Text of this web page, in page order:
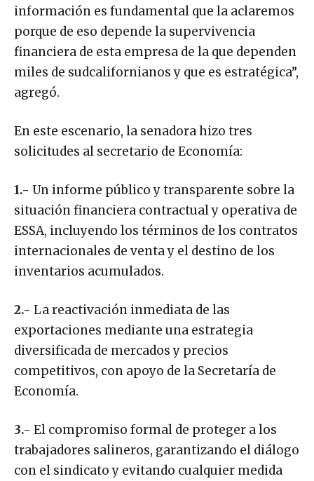
información es fundamental que la aclaremos
porque de eso depende la supervivencia
financiera de esta empresa de la que dependen
miles de sudcalifornianos y que es estratégica”,
agregó.
En este escenario, la senadora hizo tres
solicitudes al secretario de Economía:
1.- Un informe público y transparente sobre la
situación financiera contractual y operativa de
ESSA, incluyendo los términos de los contratos
internacionales de venta y el destino de los
inventarios acumulados.
2.- La reactivación inmediata de las
exportaciones mediante una estrategia
diversificada de mercados y precios
competitivos, con apoyo de la Secretaría de
Economía.
3.- El compromiso formal de proteger a los
trabajadores salineros, garantizando el diálogo
con el sindicato y evitando cualquier medida